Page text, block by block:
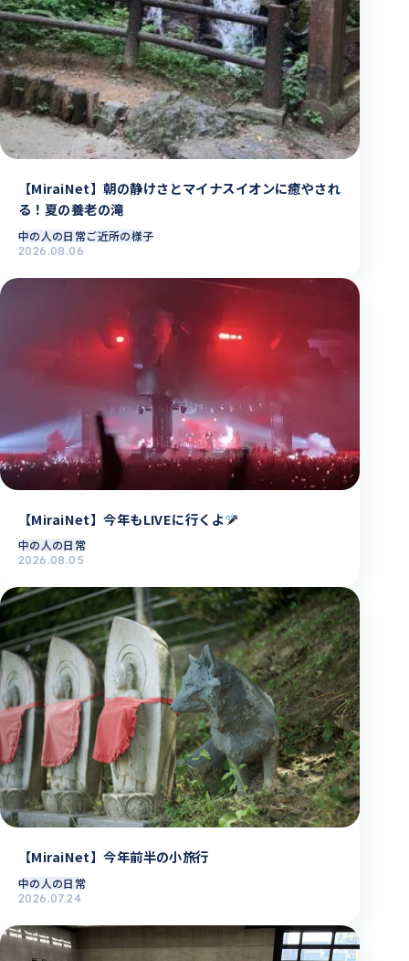
【MiraiNet】朝の静けさとマイナスイオンに癒やされ
る！夏の養老の滝
中の人の日常ご近所の様子
2026.08.06
【MiraiNet】今年もLIVEに行くよ
中の人の日常
2026.08.05
【MiraiNet】今年前半の小旅行
中の人の日常
2026.07.24